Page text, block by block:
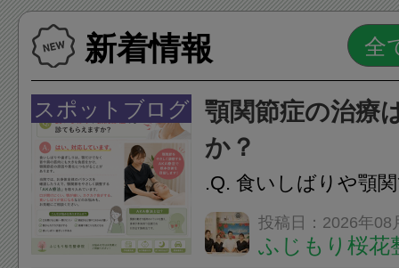
新着情報
スポットブログ
顎関節症の治療
か？
.Q. 食いしばりや顎
らえますか？A. はい
す。食いしばりや歯
投稿日：2026年08
ふじもり桜花